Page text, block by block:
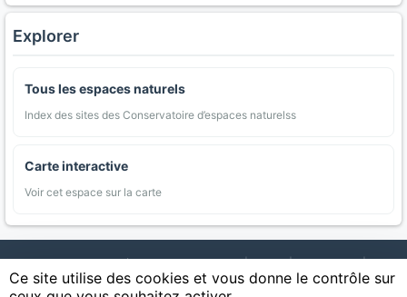
Explorer
Tous les espaces naturels
Index des sites des Conservatoire d’espaces naturelss
Carte interactive
Voir cet espace sur la carte
AgriMap — Données agricoles ouvertes | Carte | Communes |
Appellations | Regions | Cultures | Zones protégées | Forets |
Ce site utilise des cookies et vous donne le contrôle sur